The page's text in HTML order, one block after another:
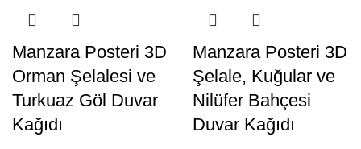
Manzara Posteri 3D
Orman Şelalesi ve
Turkuaz Göl Duvar
Kağıdı
Manzara Posteri 3D
Şelale, Kuğular ve
Nilüfer Bahçesi
Duvar Kağıdı